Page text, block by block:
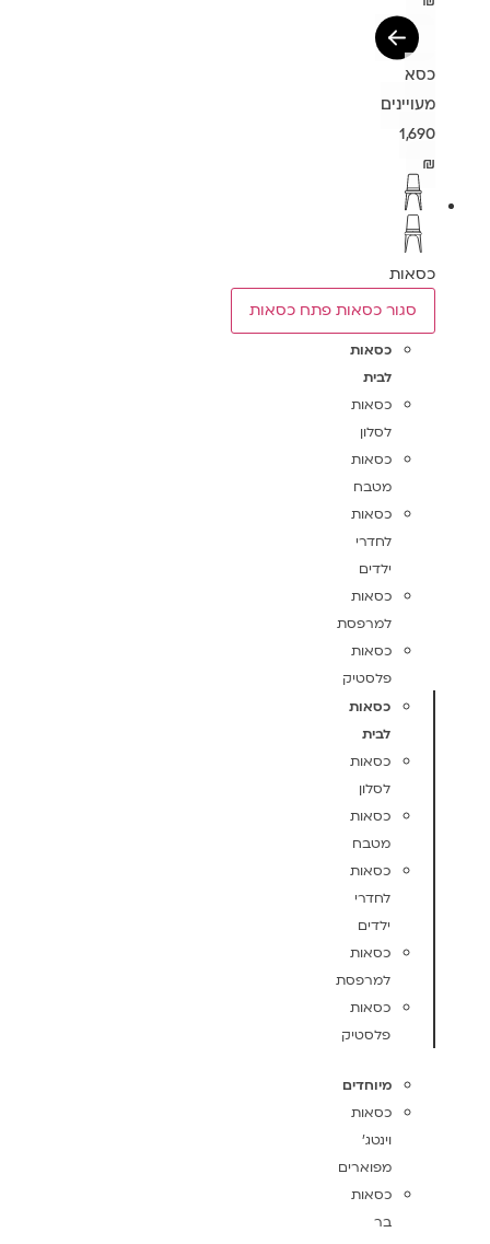
כסא
מעויינים
1,690
₪
כסאות
סגור כסאות פתח כסאות
כסאות
לבית
כסאות
לסלון
כסאות
מטבח
כסאות
לחדרי
ילדים
כסאות
למרפסת
כסאות
פלסטיק
כסאות
לבית
כסאות
לסלון
כסאות
מטבח
כסאות
לחדרי
ילדים
כסאות
למרפסת
כסאות
פלסטיק
מיוחדים
כסאות
וינטג'
מפוארים
כסאות
בר